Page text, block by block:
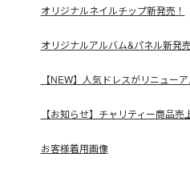
オリジナルネイルチップ新発売！
オリジナルアルバム&パネル新発
【NEW】人気ドレスがリニュー
【お知らせ】チャリティー商品
お客様着用画像